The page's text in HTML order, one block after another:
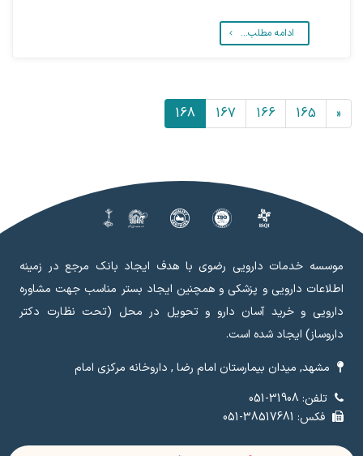
ادامه مطلب...
«
165
166
167
168
موسسه خدمات دارویی رضوی با هدف ایجاد بانک مرجع در زمینه
اطلاعات دارویی و پزشکی و همچنین ایجاد بستر مناسب جهت مشاوره
دارویی و خرید آسان دارو و تحویل در محل (تحت نظارت دکتر
داروساز) ایجاد شده است.
مشهد, میدان بیمارستان امام رضا , داروخانه مرکزی امام
تلفن: 31908-051
فکس: 38517681-051